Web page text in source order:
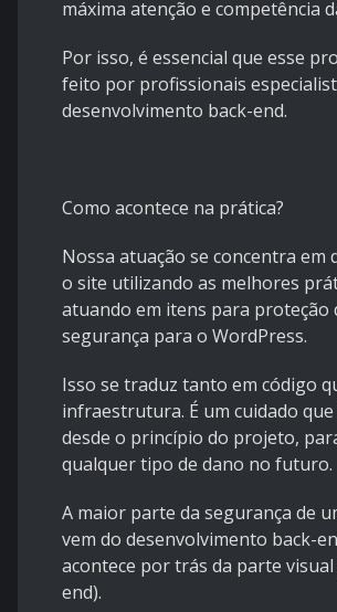
máxima atenção e competência
Por isso, é essencial que esse
feito por profissionais
desenvolvimento back-end.
Como acontece na prática?
Nossa atuação se concentra em
o site utilizando as melhores
atuando em itens para proteção
segurança para o WordPress.
Isso se traduz tanto em código
infraestrutura. É um cuidado
desde o princípio do projeto,
qualquer tipo de dano no futuro.
A maior parte da segurança de
vem do desenvolvimento back-
acontece por trás da parte
end).